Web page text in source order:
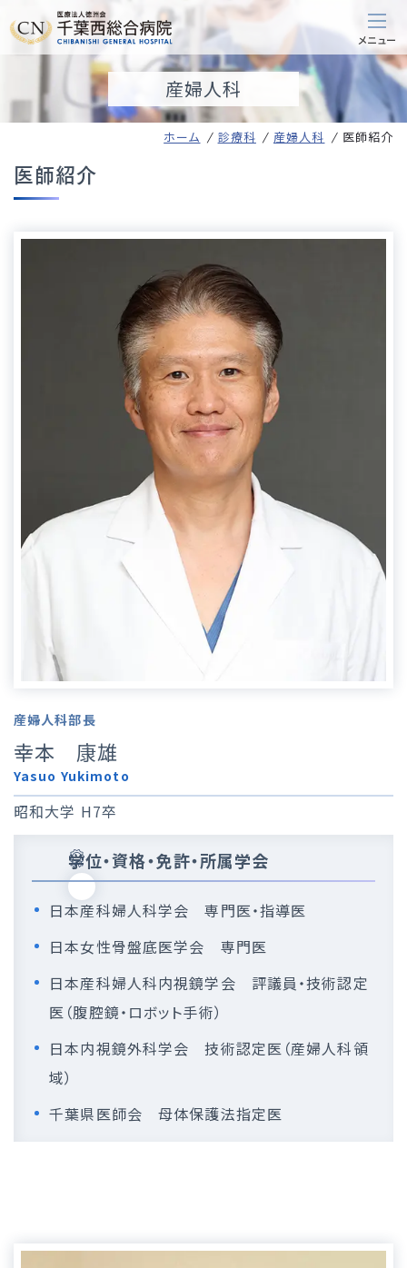
産婦人科
ホーム 診療科 産婦人科 医師紹介
医師紹介
産婦人科部長
幸本 康雄
Yasuo Yukimoto
昭和大学 H7卒
学位・資格・免許・所属学会
日本産科婦人科学会 専門医・指導医
日本女性骨盤底医学会 専門医
日本産科婦人科内視鏡学会 評議員・技術認定
医（腹腔鏡・ロボット手術）
日本内視鏡外科学会 技術認定医（産婦人科領
域）
千葉県医師会 母体保護法指定医